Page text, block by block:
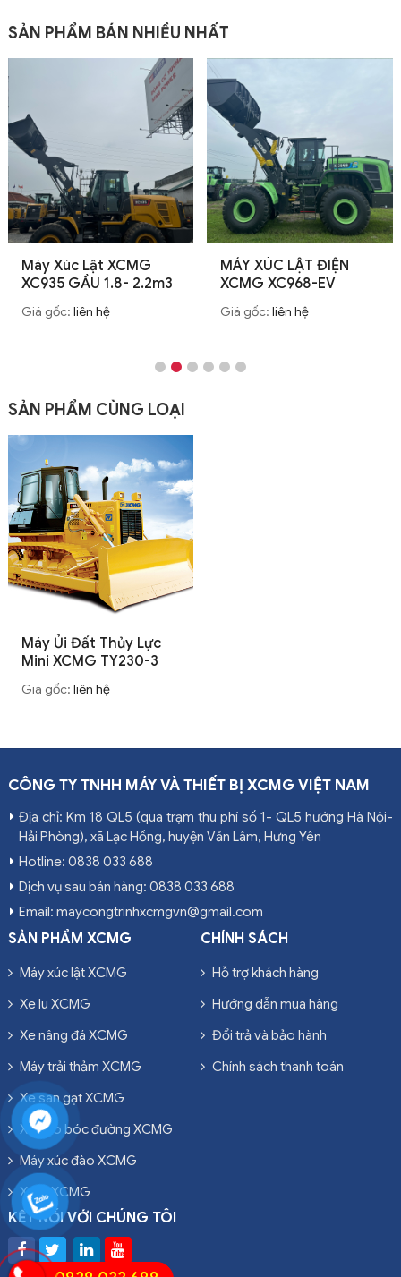
SẢN PHẨM BÁN NHIỀU NHẤT
Máy Xúc Lật XCMG
XC935 GẦU 1.8- 2.2m3
Giá gốc: liên hệ
MÁY XÚC LẬT ĐIỆN
XCMG XC968-EV
Giá gốc:liên hệ
SẢN PHẨM CÙNG LOẠI
Máy Ủi Đất Thủy Lực
Mini XCMG TY230-3
Giá gốc: liên hệ
CÔNG TY TNHH MÁY VÀ THIẾT BỊ XCMG VIỆT NAM
Địa chỉ: Km 18 QL5 (qua trạm thu phí số 1- QL5 hướng Hà Nội-
Hải Phòng), xã Lạc Hồng, huyện Văn Lâm, Hưng Yên
Hotline: 0838 033 688
Dịch vụ sau bán hàng: 0838 033 688
Email: maycongtrinhxcmgvn@gmail.com
SẢN PHẨM XCMG
Máy xúc lật XCMG
Xe lu XCMG
Xe nâng đá XCMG
Máy trải thảm XCMG
Xe san gạt XCMG
Xe cào bóc đường XCMG
Máy xúc đào XCMG
Xe ủi XCMG
CHÍNH SÁCH
Hỗ trợ khách hàng
Hướng dẫn mua hàng
Đổi trả và bảo hành
Chính sách thanh toán
KẾT NỐI VỚI CHÚNG TÔI